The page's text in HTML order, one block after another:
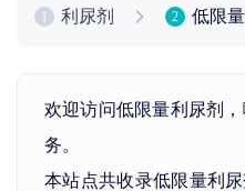
利尿剂 2 低限
欢迎访问低限量利尿剂
务。
本站点共收录低限量利